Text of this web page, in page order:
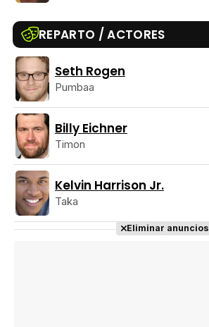
REPARTO / ACTORES
Seth Rogen
Pumbaa
Billy Eichner
Timon
Kelvin Harrison Jr.
Taka
Eliminar anuncios